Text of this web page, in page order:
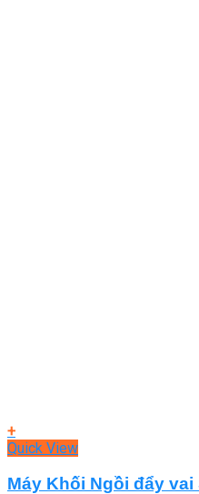
+
Quick View
Máy Khối Ngồi đẩy vai